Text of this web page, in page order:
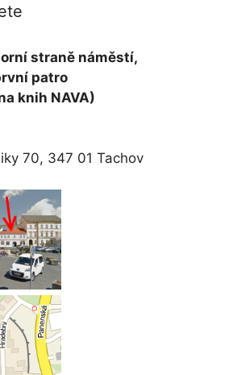
straně náměstí,
patro
knih NAVA)
70, 347 01 Tachov